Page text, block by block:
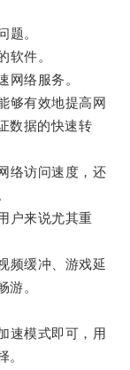
。
件。
络服务。
有效地提高网
数据的快速转
访问速度，还
户来说尤其重
缓冲、游戏延
游。
模式即可，用
。